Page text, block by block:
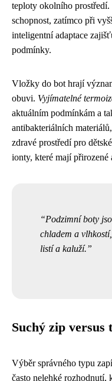
teploty okolního
schopnost, zatímco při
inteligentní adaptace
podmínky.
Vložky do bot hrají
obuvi. Vyjímatelné
aktuálním podmínkám a
antibakteriálních
zdravé prostředí pro
ionty, které mají
Podzimní boty
chladem a
listí a kaluží.
Suchý zip
Výběr správného typu
často nelehké rozhodnutí,